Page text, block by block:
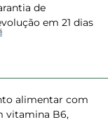
de
em 21 dias
alimentar com
vitamina B6,